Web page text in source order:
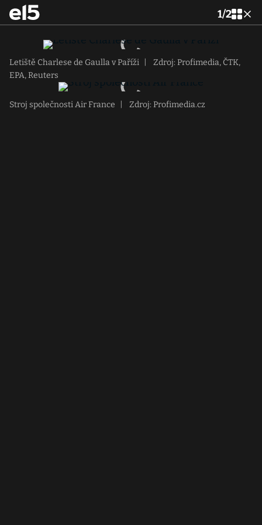
1/2
Letiště Charlese de Gaulla v Paříži
Zdroj: Profimedia, ČTK,
EPA, Reuters
Stroj společnosti Air France Zdroj: Profimedia.cz